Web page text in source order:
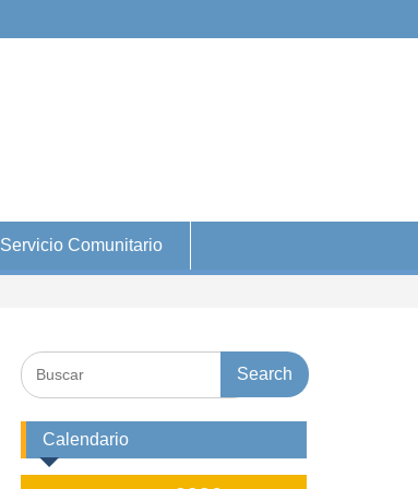
Servicio Comunitario
Search
for:
Calendario